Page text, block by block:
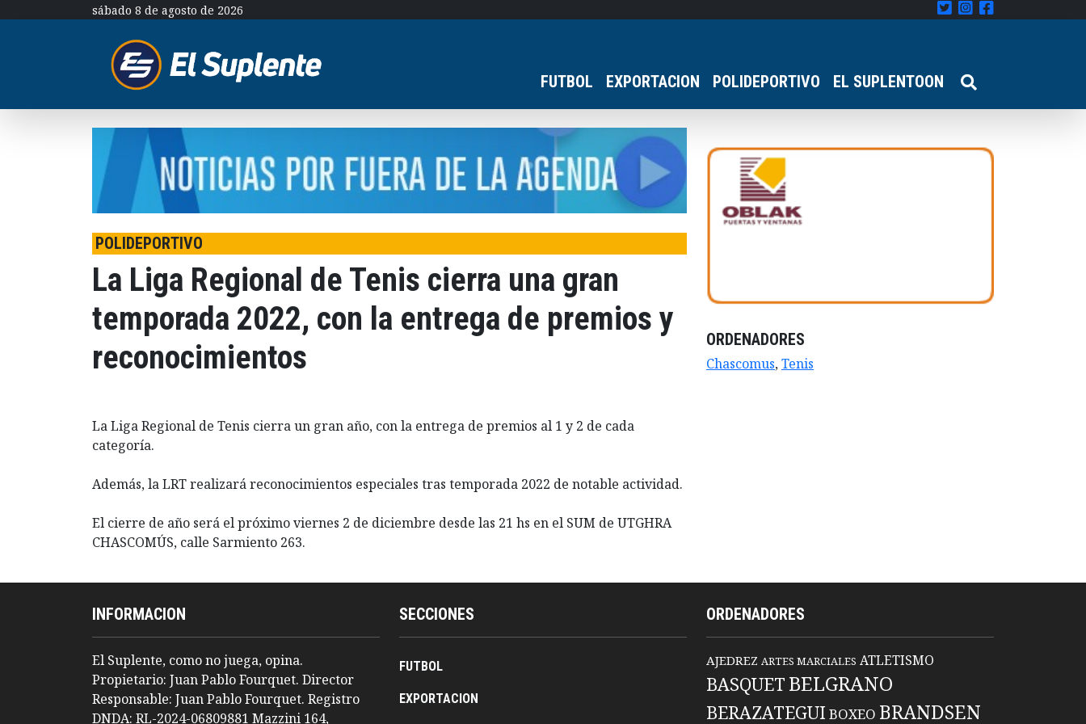
sábado 8 de agosto de 2026
FUTBOL EXPORTACION POLIDEPORTIVO EL SUPLENTOON
POLIDEPORTIVO
La Liga Regional de Tenis cierra una gran
temporada 2022, con la entrega de premios y
reconocimientos
La Liga Regional de Tenis cierra un gran año, con la entrega de premios al 1 y 2 de cada
categoría.
Además, la LRT realizará reconocimientos especiales tras temporada 2022 de notable actividad.
El cierre de año será el próximo viernes 2 de diciembre desde las 21 hs en el SUM de UTGHRA
CHASCOMÚS, calle Sarmiento 263.
ORDENADORES
Chascomus,Tenis
INFORMACION
El Suplente, como no juega, opina.
Propietario: Juan Pablo Fourquet. Director
Responsable: Juan Pablo Fourquet. Registro
DNDA: RL-2024-06809881 Mazzini 164,
SECCIONES
FUTBOL
EXPORTACION
ORDENADORES
AJEDREZ ARTES MARCIALES ATLETISMO
BASQUET BELGRANO
BERAZATEGUIBOXEO BRANDSEN